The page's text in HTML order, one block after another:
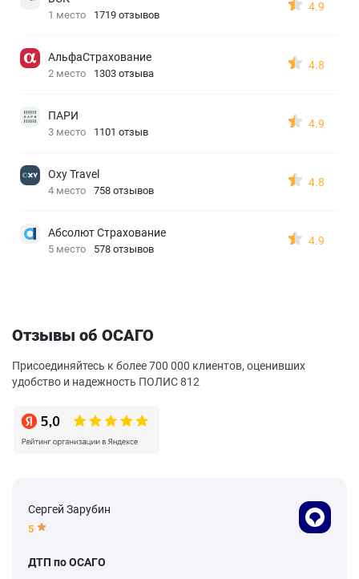
1 место 1719 отзывов
4.9
АльфаСтрахование
2 место 1303 отзыва
4.8
ПАРИ
3 место 1101 отзыв
4.9
Oxy Travel
4 место 758 отзывов
4.8
Абсолют Страхование
5 место 578 отзывов
4.9
Отзывы об ОСАГО
Присоединяйтесь к более 700 000 клиентов, оценивших
удобство и надежность ПОЛИС 812
Сергей Зарубин
5
ДТП по ОСАГО